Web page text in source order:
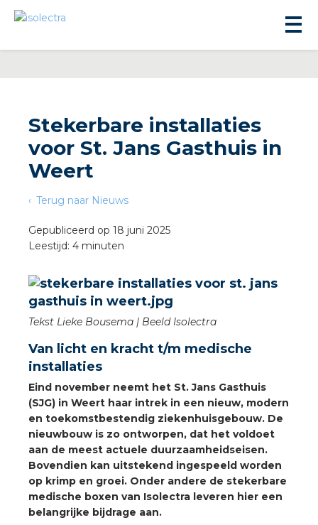
Stekerbare installaties
voor St. Jans Gasthuis in
Weert
Terug naar Nieuws
Gepubliceerd op 18 juni 2025
Leestijd: 4 minuten
Tekst Lieke Bousema | Beeld Isolectra
Van licht en kracht t/m medische
installaties
Eind november neemt het St. Jans Gasthuis
(SJG) in Weert haar intrek in een nieuw, modern
en toekomstbestendig ziekenhuisgebouw. De
nieuwbouw is zo ontworpen, dat het voldoet
aan de meest actuele duurzaamheidseisen.
Bovendien kan uitstekend ingespeeld worden
op krimp en groei. Onder andere de stekerbare
medische boxen van Isolectra leveren hier een
belangrijke bijdrage aan.
installeren
installeren
installeren